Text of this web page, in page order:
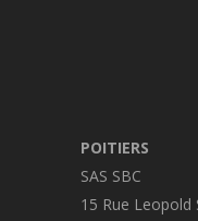
POITIERS
SAS SBC
15 Rue Leopold